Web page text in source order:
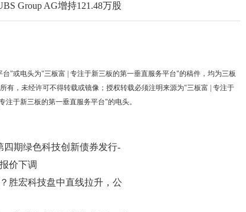
点观察
Group AG增持121.48万股
"或电头为"三板富 | 专注于新三板的第一垂直服务平台"的稿件，均为三板
有，未经许可不得转载或镜像；授权转载必须注明来源为"三板富 | 专注于
于新三板的第一垂直服务平台"的电头。
四期绿色科技创新债券发行-
价下调
胜宏科技盘中直线拉升，公